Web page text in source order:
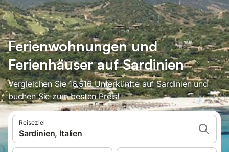
Ferienwohnungen und
Ferienhäuser auf Sardinien
Vergleichen Sie 16.516 Unterkünfte auf Sardinien und
buchen Sie zum besten Preis!
Reiseziel
Sardinien, Italien